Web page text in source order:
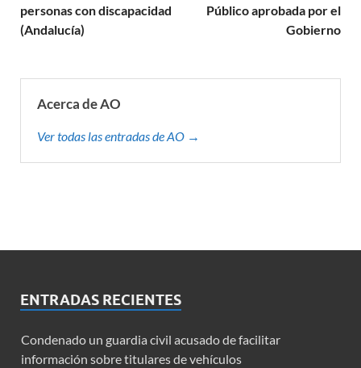
personas con discapacidad
(Andalucía)
Público aprobada por el
Gobierno
Acerca de AO
Ver todas las entradas de AO →
ENTRADAS RECIENTES
Condenado un guardia civil acusado de facilitar
información sobre titulares de vehículos